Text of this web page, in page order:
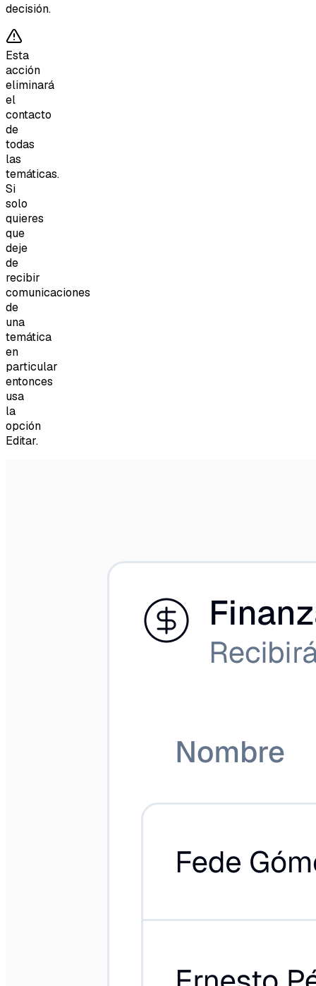
decisión.
Esta
acción
eliminará
el
contacto
de
todas
las
temáticas.
Si
solo
quieres
que
deje
de
recibir
comunicaciones
de
una
temática
en
particular
entonces
usa
la
opción
Editar.